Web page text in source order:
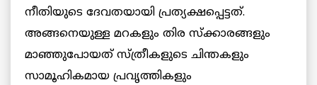
നീതിയുടെ ദേവതയായി പ്രത്യക്ഷപ്പെട്ടത്.
അങ്ങനെയുള്ള മറകളും തിര സ്ക്കാരങ്ങളും
മാഞ്ഞുപോയത് സ്ത്രീകളുടെ ചിന്തകളും
സാമൂഹികമായ പ്രവൃത്തികളും